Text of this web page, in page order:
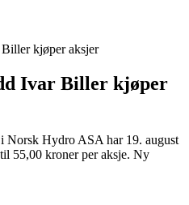
kjøper aksjer
Ivar Biller kjøper
Hydro ASA har 19. august
55,00 kroner per aksje. Ny